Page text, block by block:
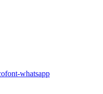
whatsapp